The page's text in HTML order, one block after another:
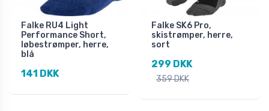
Falke RU4 Light
Performance Short,
løbestrømper, herre,
blå
141 DKK
Falke SK6 Pro,
skistrømper, herre,
sort
299 DKK
359 DKK